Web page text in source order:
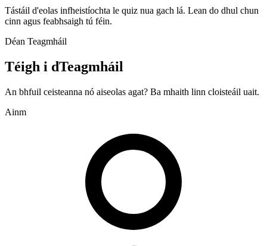
Tástáil d'eolas infheistíochta le quiz nua gach lá. Lean do dhul chun
cinn agus feabhsaigh tú féin.
Déan Teagmháil
Téigh i dTeagmháil
An bhfuil ceisteanna nó aiseolas agat? Ba mhaith linn cloisteáil uait.
Ainm